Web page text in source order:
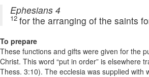
Ephesians 4
12 for the arranging of the saints
To prepare
These functions and gifts were given for the
Christ. This word “put in order” is elsewhere
Thess. 3:10). The ecclesia was supplied with